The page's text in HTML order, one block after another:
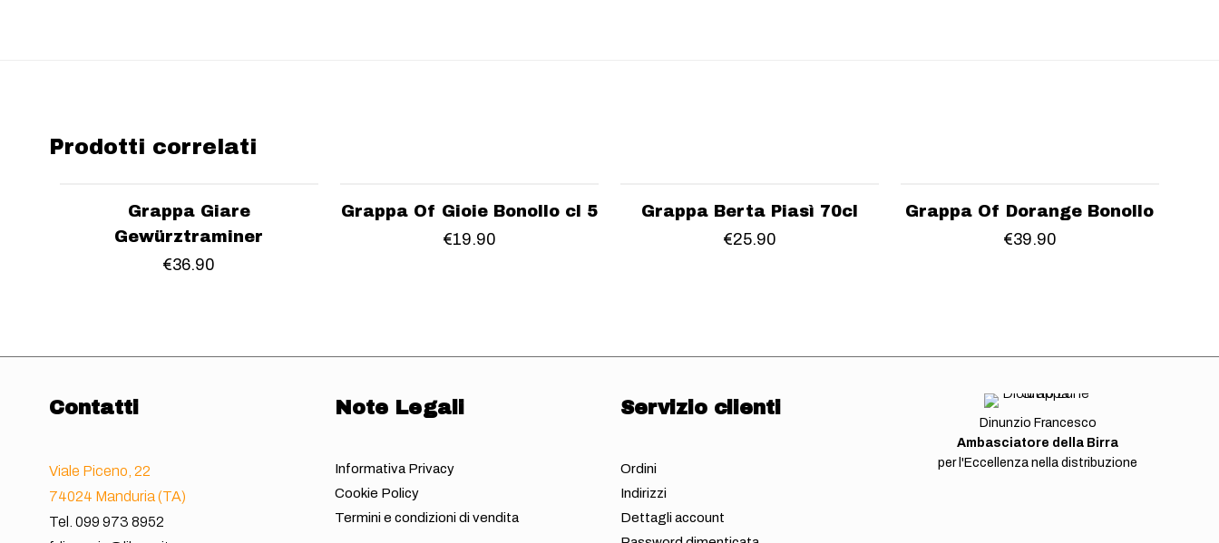
Prodotti correlati
Grappa Giare
Gewürztraminer
€36.90
Grappa Of Gioie Bonollo cl 5
€19.90
Grappa Berta Piasì 70cl
€25.90
Grappa Of Dorange Bonollo
€39.90
Contatti
Viale Piceno, 22
74024 Manduria (TA)
Tel. 099 973 8952
Note Legali
Informativa Privacy
Cookie Policy
Termini e condizioni di vendita
Servizio clienti
Ordini
Indirizzi
Dettagli account
Dinunzio Francesco
Ambasciatore della Birra
per l'Eccellenza nella distribuzione